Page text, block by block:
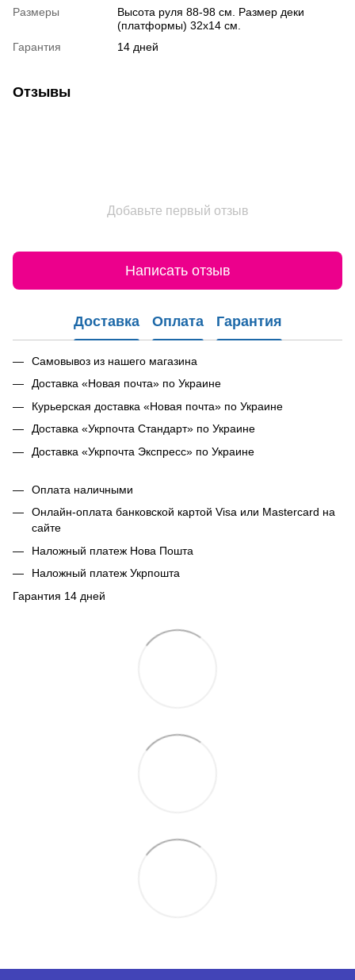
Размеры
Высота руля 88-98 см. Размер деки
(платформы) 32х14 см.
Гарантия
14 дней
Отзывы
Добавьте первый отзыв
Написать отзыв
Доставка Оплата Гарантия
Самовывоз из нашего магазина
Доставка «Новая почта» по Украине
Курьерская доставка «Новая почта» по Украине
Доставка «Укрпочта Стандарт» по Украине
Доставка «Укрпочта Экспресс» по Украине
Оплата наличными
Онлайн-оплата банковской картой Visa или Mastercard на
сайте
Наложный платеж Нова Пошта
Наложный платеж Укрпошта
Гарантия 14 дней